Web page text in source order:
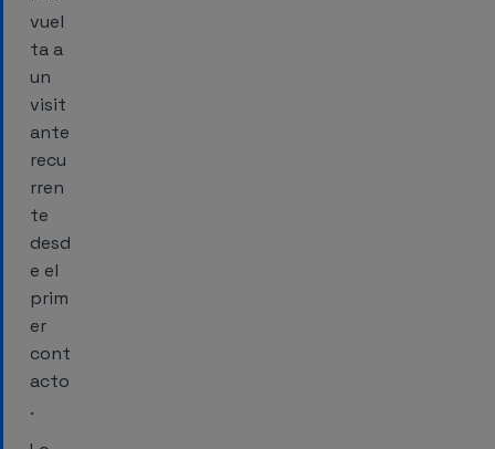
vuel
ta a
un
visit
ante
recu
rren
te
desd
e el
prim
er
cont
acto
.